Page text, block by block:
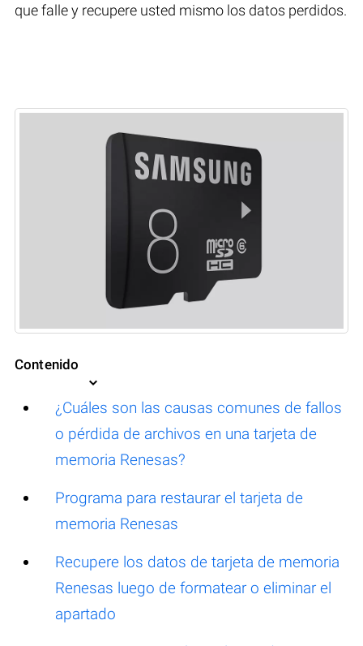
que falle y recupere usted mismo los datos perdidos.
Contenido
¿Cuáles son las causas comunes de fallos
o pérdida de archivos en una tarjeta de
memoria Renesas?
Programa para restaurar el tarjeta de
memoria Renesas
Recupere los datos de tarjeta de memoria
Renesas luego de formatear o eliminar el
apartado